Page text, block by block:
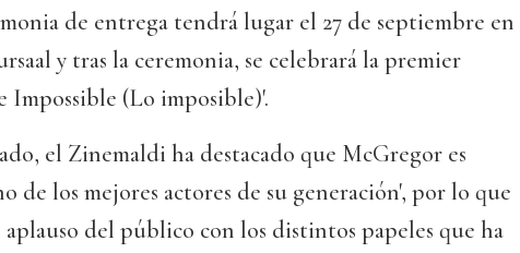
de entrega tendrá lugar el 27 de septiembre en
y tras la ceremonia, se celebrará la premier
Impossible (Lo imposible)'.
el Zinemaldi ha destacado que McGregor es
de los mejores actores de su generación', por lo que
aplauso del público con los distintos papeles que ha